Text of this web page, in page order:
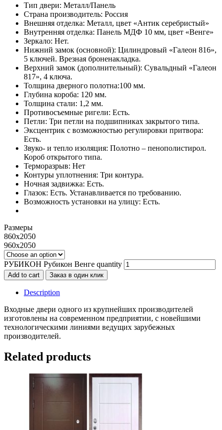
Тип двери: Металл/Панель
Страна производитель: Россия
Внешняя отделка: Металл, цвет «Антик серебристый»
Внутренняя отделка: Панель МДФ 10 мм, цвет «Венге»
Зеркало: Нет.
Нижний замок (основной): Цилиндровый «Галеон 816»,
5 ключей. Врезная броненакладка.
Верхний замок (дополнительный): Сувальдный «Галеон
817», 4 ключа.
Толщина дверного полотна:100 мм.
Глубина короба: 120 мм.
Толщина стали: 1,2 мм.
Противосъемные ригели: Есть.
Петли: Три петли на подшипниках закрытого типа.
Эксцентрик с возможностью регулировки притвора:
Есть.
Звуко- и тепло изоляция: Полотно – пенополистирол.
Короб открытого типа.
Терморазрыв: Нет
Контуры уплотнения: Три контура.
Ночная задвижка: Есть.
Глазок: Есть. Устанавливается по требованию.
Возможность установки на улицу: Есть.
Размеры
860х2050
960х2050
РУБИКОН Рубикон Венге quantity
Add to cart Заказ в один клик
Description
Входные двери одного из крупнейших производителей
изготовлены на современном предприятии, с новейшими
технологическими линиями ведущих зарубежных
производителей.
Related products